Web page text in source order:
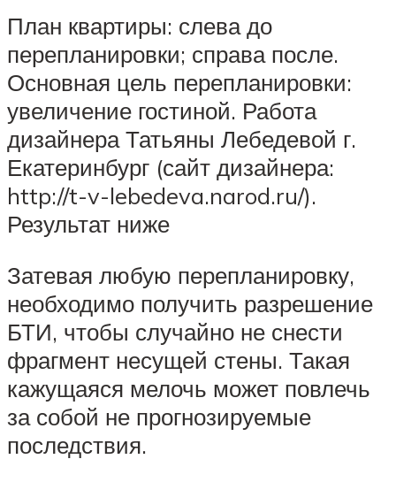
План квартиры: слева до
перепланировки; справа после.
Основная цель перепланировки:
увеличение гостиной. Работа
дизайнера Татьяны Лебедевой г.
Екатеринбург (сайт дизайнера:
http://t-v-lebedeva.narod.ru/).
Результат ниже
Затевая любую перепланировку,
необходимо получить разрешение
БТИ, чтобы случайно не снести
фрагмент несущей стены. Такая
кажущаяся мелочь может повлечь
за собой не прогнозируемые
последствия.